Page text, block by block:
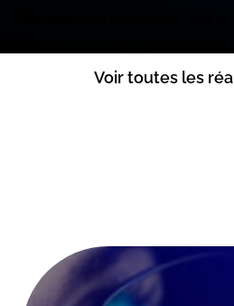
Voir toutes les